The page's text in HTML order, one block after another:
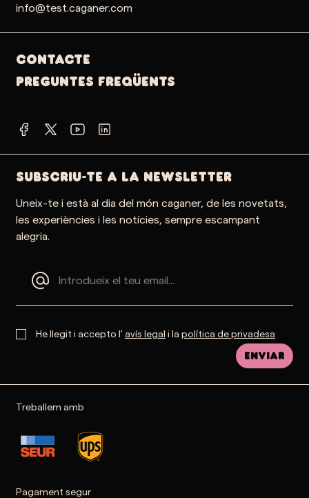
info@test.caganer.com
Contacte
PREGUNTES FREQÜENTS
SUBSCRIU-TE A LA NEWSLETTER
Uneix-te i està al dia del món caganer, de les novetats,
les experiències i les notícies, sempre escampant
alegria.
He llegit i accepto l' avís legal i la política de privadesa
Enviar
Treballem amb
Pagament segur